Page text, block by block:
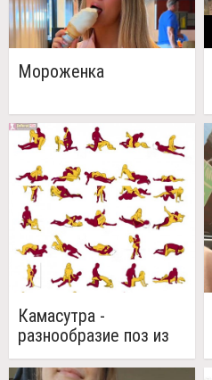
Мороженка
Камасутра -
разнообразие поз из
трактата